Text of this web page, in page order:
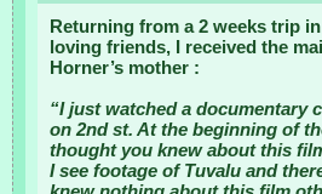
Returning from a 2 weeks trip
loving friends, I received the
Horner’s mother :
“I just watched a documentary
on 2nd st. At the beginning of
thought you knew about this
I see footage of Tuvalu and